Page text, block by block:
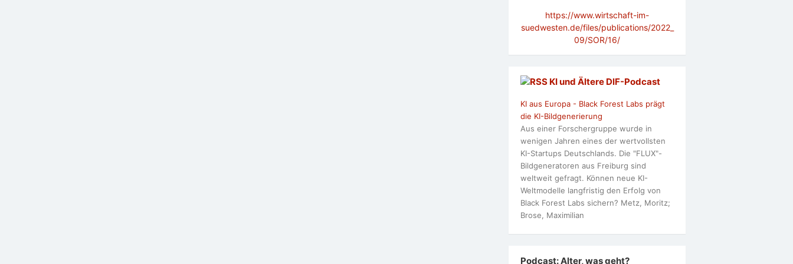
https://www.wirtschaft-im-
suedwesten.de/files/publications/2022_
09/SOR/16/
KI und Ältere DlF-Podcast
KI aus Europa - Black Forest Labs prägt
die KI-Bildgenerierung
Aus einer Forschergruppe wurde in
wenigen Jahren eines der wertvollsten
KI-Startups Deutschlands. Die "FLUX"-
Bildgeneratoren aus Freiburg sind
weltweit gefragt. Können neue KI-
Weltmodelle langfristig den Erfolg von
Black Forest Labs sichern? Metz, Moritz;
Brose, Maximilian
Podcast: Alter, was geht?